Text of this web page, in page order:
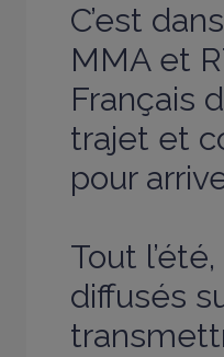
C’est
MMA et
Français
trajet et
pour
Tout
diffusés